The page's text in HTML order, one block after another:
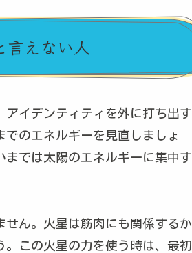
言えない人
イデンティティを外に打ち出す
のエネルギーを見直しましょ
までは太陽のエネルギーに集中す
ん。火星は筋肉にも関係するか
。この火星の力を使う時は、最初